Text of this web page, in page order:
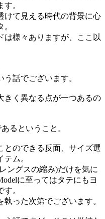
。
けて見える時代の背景に心
は様々ありますが、ここ以
話でございます。
きく異なる点が一つあるの
るということ。
とのできる反面、サイズ選
ム。
ングスの縮み)だけを気に
に至ってはタテにもヨ
。
った次第でございます。